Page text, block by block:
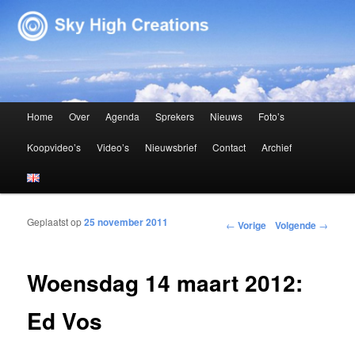
Sky High Creations
Spring naar de primaire inhoud
Spring naar de secundaire inhoud
Home Over Agenda Sprekers Nieuws Foto’s
Koopvideo’s Video’s Nieuwsbrief Contact Archief
Bericht navigatie ← Vorige Volgende →
Woensdag 14 maart 2012:
Ed Vos
Geplaatst op25 november 2011